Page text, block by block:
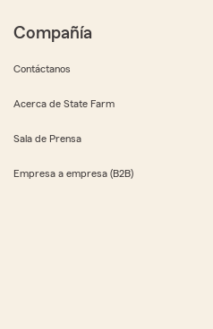
Compañía
Contáctanos
Acerca de State Farm
Sala de Prensa
Empresa a empresa (B2B)